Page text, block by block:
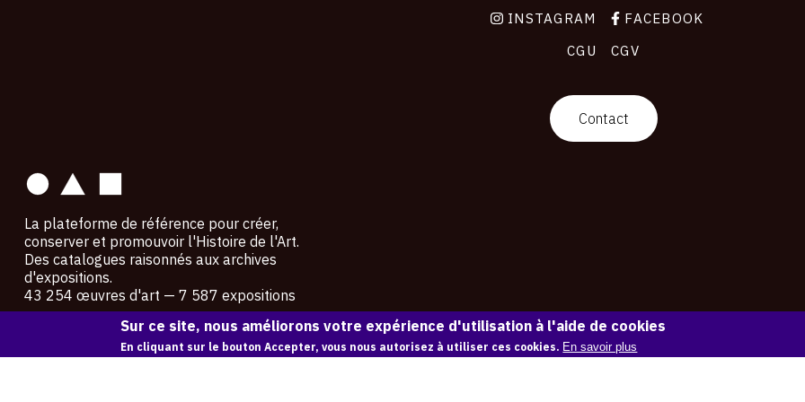
INSTAGRAM
FACEBOOK
CGU
CGV
Contact
La plateforme de référence pour créer,
conserver et promouvoir l'Histoire de l'Art.
Des catalogues raisonnés aux archives
d'expositions.
43 254 œuvres d'art — 7 587 expositions
Copyright © OAM 2026. Tous droits réservés.
Sur ce site, nous améliorons votre expérience d'utilisation à l'aide de cookies
En cliquant sur le bouton Accepter, vous nous autorisez à utiliser ces cookies. En savoir plus